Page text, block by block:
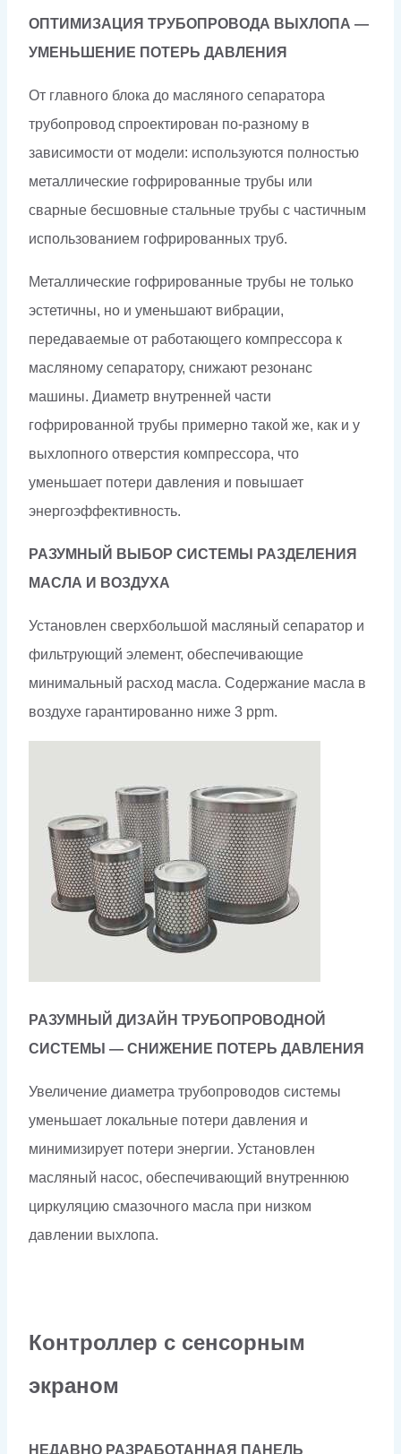
ОПТИМИЗАЦИЯ ТРУБОПРОВОДА ВЫХЛОПА —
УМЕНЬШЕНИЕ ПОТЕРЬ ДАВЛЕНИЯ
От главного блока до масляного сепаратора
трубопровод спроектирован по-разному в
зависимости от модели: используются полностью
металлические гофрированные трубы или
сварные бесшовные стальные трубы с частичным
использованием гофрированных труб.
Металлические гофрированные трубы не только
эстетичны, но и уменьшают вибрации,
передаваемые от работающего компрессора к
масляному сепаратору, снижают резонанс
машины. Диаметр внутренней части
гофрированной трубы примерно такой же, как и у
выхлопного отверстия компрессора, что
уменьшает потери давления и повышает
энергоэффективность.
РАЗУМНЫЙ ВЫБОР СИСТЕМЫ РАЗДЕЛЕНИЯ
МАСЛА И ВОЗДУХА
Установлен сверхбольшой масляный сепаратор и
фильтрующий элемент, обеспечивающие
минимальный расход масла. Содержание масла в
воздухе гарантированно ниже 3 ppm.
РАЗУМНЫЙ ДИЗАЙН ТРУБОПРОВОДНОЙ
СИСТЕМЫ — СНИЖЕНИЕ ПОТЕРЬ ДАВЛЕНИЯ
Увеличение диаметра трубопроводов системы
уменьшает локальные потери давления и
минимизирует потери энергии. Установлен
масляный насос, обеспечивающий внутреннюю
циркуляцию смазочного масла при низком
давлении выхлопа.
Контроллер с сенсорным
экраном
НЕДАВНО РАЗРАБОТАННАЯ ПАНЕЛЬ